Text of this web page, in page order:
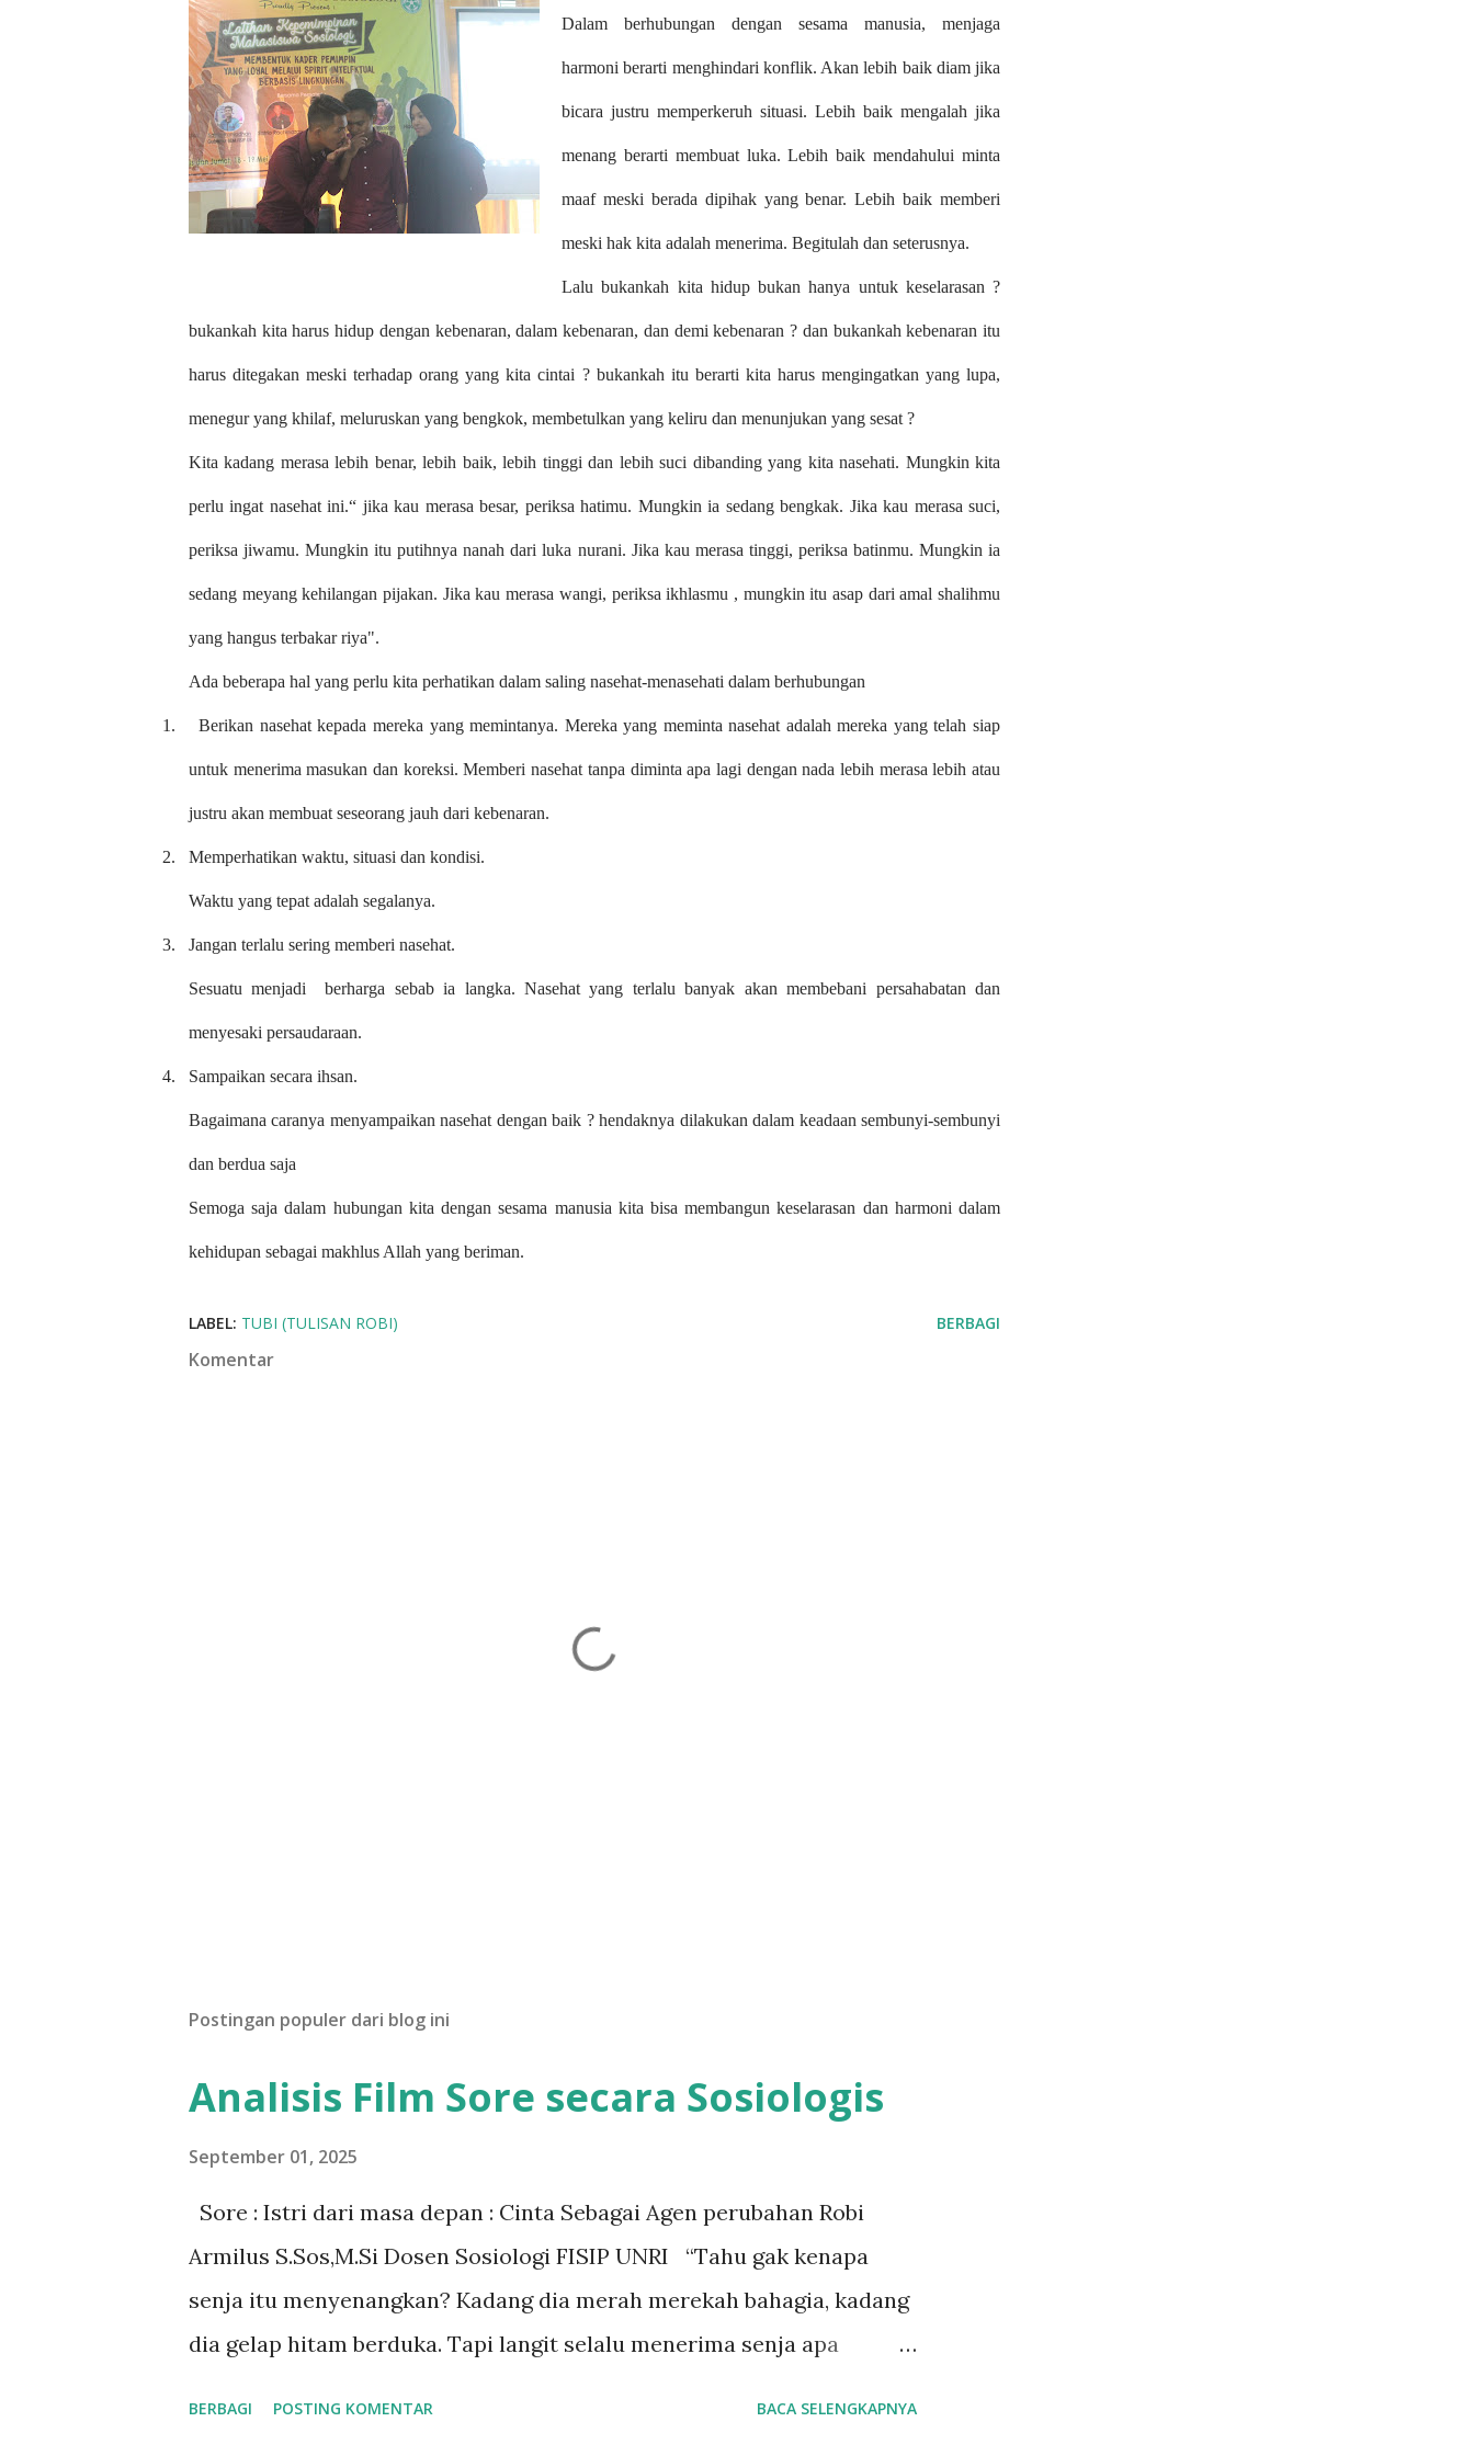
Dalam berhubungan dengan sesama manusia, menjaga
harmoni berarti menghindari konflik. Akan lebih baik diam jika
bicara justru memperkeruh situasi. Lebih baik mengalah jika
menang berarti membuat luka. Lebih baik mendahului minta
maaf meski berada dipihak yang benar. Lebih baik memberi
meski hak kita adalah menerima. Begitulah dan seterusnya.
Lalu bukankah kita hidup bukan hanya untuk keselarasan ?
bukankah kita harus hidup dengan kebenaran, dalam kebenaran, dan demi kebenaran ? dan bukankah kebenaran itu
harus ditegakan meski terhadap orang yang kita cintai ? bukankah itu berarti kita harus mengingatkan yang lupa,
menegur yang khilaf, meluruskan yang bengkok, membetulkan yang keliru dan menunjukan yang sesat ?
Kita kadang merasa lebih benar, lebih baik, lebih tinggi dan lebih suci dibanding yang kita nasehati. Mungkin kita
perlu ingat nasehat ini.“ jika kau merasa besar, periksa hatimu. Mungkin ia sedang bengkak. Jika kau merasa suci,
periksa jiwamu. Mungkin itu putihnya nanah dari luka nurani. Jika kau merasa tinggi, periksa batinmu. Mungkin ia
sedang meyang kehilangan pijakan. Jika kau merasa wangi, periksa ikhlasmu , mungkin itu asap dari amal shalihmu
yang hangus terbakar riya".
Ada beberapa hal yang perlu kita perhatikan dalam saling nasehat-menasehati dalam berhubungan
1. Berikan nasehat kepada mereka yang memintanya. Mereka yang meminta nasehat adalah mereka yang telah siap
untuk menerima masukan dan koreksi. Memberi nasehat tanpa diminta apa lagi dengan nada lebih merasa lebih atau
justru akan membuat seseorang jauh dari kebenaran.
2. Memperhatikan waktu, situasi dan kondisi.
Waktu yang tepat adalah segalanya.
3. Jangan terlalu sering memberi nasehat.
Sesuatu menjadi berharga sebab ia langka. Nasehat yang terlalu banyak akan membebani persahabatan dan
menyesaki persaudaraan.
4. Sampaikan secara ihsan.
Bagaimana caranya menyampaikan nasehat dengan baik ? hendaknya dilakukan dalam keadaan sembunyi-sembunyi
dan berdua saja
Semoga saja dalam hubungan kita dengan sesama manusia kita bisa membangun keselarasan dan harmoni dalam
kehidupan sebagai makhlus Allah yang beriman.
LABEL: TUBI (TULISAN ROBI) BERBAGI
Komentar
Postingan populer dari blog ini
Analisis Film Sore secara Sosiologis
September 01, 2025
Sore : Istri dari masa depan : Cinta Sebagai Agen perubahan Robi
Armilus S.Sos,M.Si Dosen Sosiologi FISIP UNRI “Tahu gak kenapa
senja itu menyenangkan? Kadang dia merah merekah bahagia, kadang
dia gelap hitam berduka. Tapi langit selalu menerima senja apa
BERBAGI POSTING KOMENTAR BACA SELENGKAPNYA